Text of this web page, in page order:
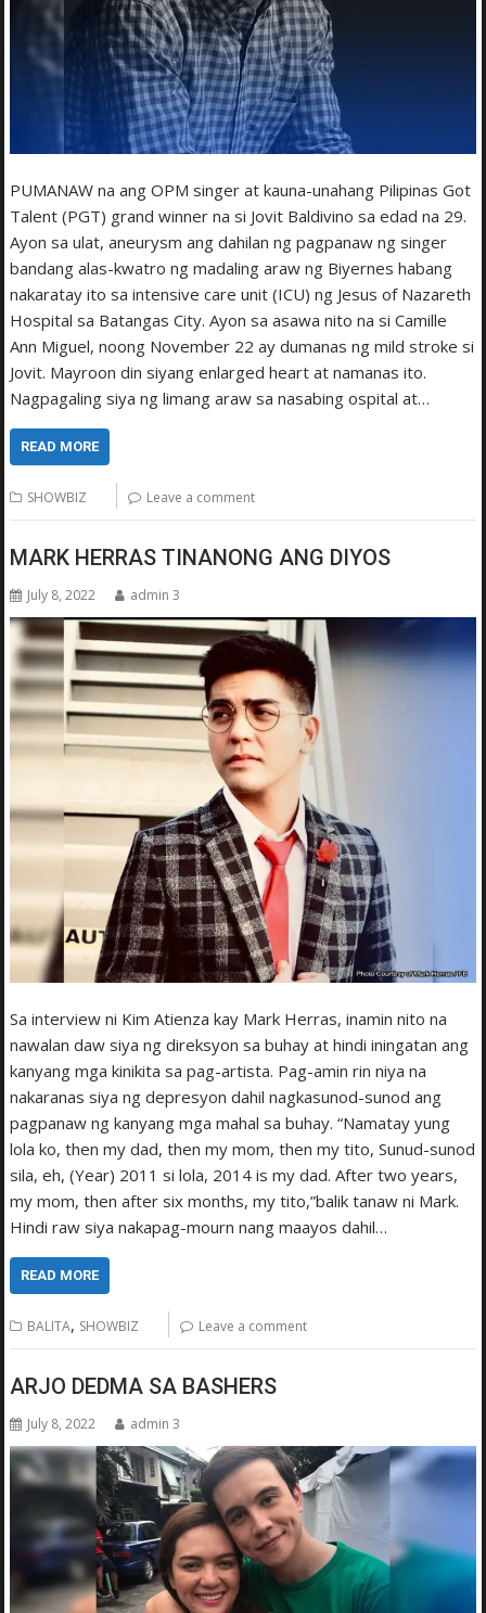
PUMANAW na ang OPM singer at kauna-unahang Pilipinas Got
Talent (PGT) grand winner na si Jovit Baldivino sa edad na 29.
Ayon sa ulat, aneurysm ang dahilan ng pagpanaw ng singer
bandang alas-kwatro ng madaling araw ng Biyernes habang
nakaratay ito sa intensive care unit (ICU) ng Jesus of Nazareth
Hospital sa Batangas City. Ayon sa asawa nito na si Camille
Ann Miguel, noong November 22 ay dumanas ng mild stroke si
Jovit. Mayroon din siyang enlarged heart at namanas ito.
Nagpagaling siya ng limang araw sa nasabing ospital at…
READ MORE
SHOWBIZ Leave a comment
MARK HERRAS TINANONG ANG DIYOS
July 8, 2022 admin 3
Sa interview ni Kim Atienza kay Mark Herras, inamin nito na
nawalan daw siya ng direksyon sa buhay at hindi iningatan ang
kanyang mga kinikita sa pag-artista. Pag-amin rin niya na
nakaranas siya ng depresyon dahil nagkasunod-sunod ang
pagpanaw ng kanyang mga mahal sa buhay. “Namatay yung
lola ko, then my dad, then my mom, then my tito, Sunud-sunod
sila, eh, (Year) 2011 si lola, 2014 is my dad. After two years,
my mom, then after six months, my tito,”balik tanaw ni Mark.
Hindi raw siya nakapag-mourn nang maayos dahil…
READ MORE
BALITA, SHOWBIZ Leave a comment
ARJO DEDMA SA BASHERS
July 8, 2022 admin 3